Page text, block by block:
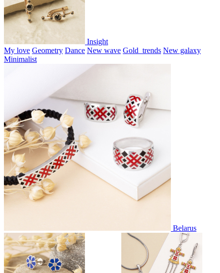
Insight
My love Geometry Dance New wave Gold_trends New galaxy
Minimalist
Belarus